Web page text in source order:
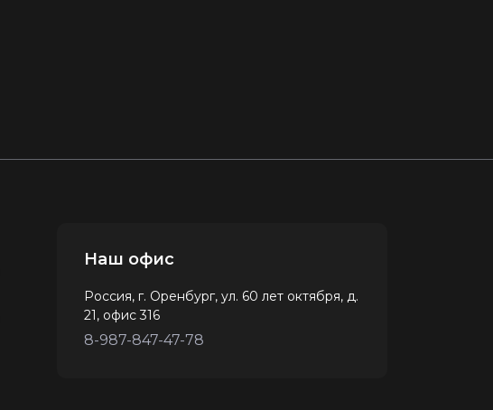
Наш офис
Россия, г. Оренбург, ул. 60 лет октября, д.
21, офис 316
8-987-847-47-78